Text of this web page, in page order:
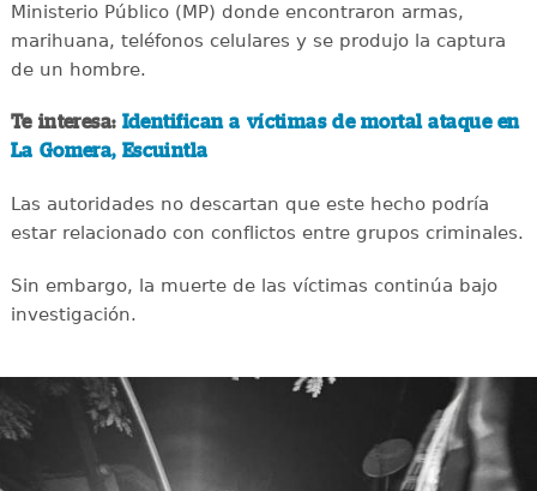
Ministerio Público (MP) donde encontraron armas,
marihuana, teléfonos celulares y se produjo la captura
de un hombre.
Te interesa: Identifican a víctimas de mortal ataque en
La Gomera, Escuintla
Las autoridades no descartan que este hecho podría
estar relacionado con conflictos entre grupos criminales.
Sin embargo, la muerte de las víctimas continúa bajo
investigación.